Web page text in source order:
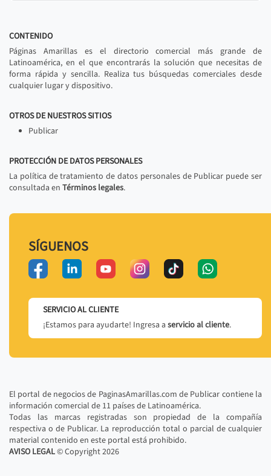
CONTENIDO
Páginas Amarillas es el directorio comercial más grande de
Latinoamérica, en el que encontrarás la solución que necesitas de
forma rápida y sencilla. Realiza tus búsquedas comerciales desde
cualquier lugar y dispositivo.
OTROS DE NUESTROS SITIOS
Publicar
PROTECCIÓN DE DATOS PERSONALES
La política de tratamiento de datos personales de Publicar puede ser
consultada en Términos legales.
SÍGUENOS
SERVICIO AL CLIENTE
¡Estamos para ayudarte! Ingresa a servicio al cliente.
El portal de negocios de PaginasAmarillas.com de Publicar contiene la
información comercial de 11 países de Latinoamérica.
Todas las marcas registradas son propiedad de la compañía
respectiva o de Publicar. La reproducción total o parcial de cualquier
material contenido en este portal está prohibido.
AVISO LEGAL© Copyright2026